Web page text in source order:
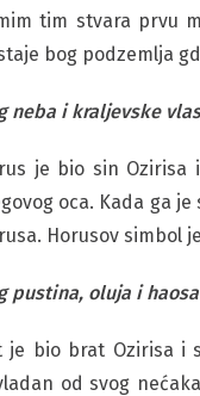
tim stvara prvu
bog podzemlja
neba i kraljevske
je bio sin Ozirisa
oca. Kada ga
Horusov simbol
pustina, oluja i
je bio brat Ozirisa i
od svog